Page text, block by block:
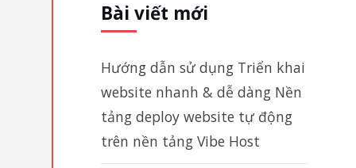
Bài viết mới
Hướng dẫn sử dụng Triển khai
website nhanh & dễ dàng Nền
tảng deploy website tự động
trên nền tảng Vibe Host